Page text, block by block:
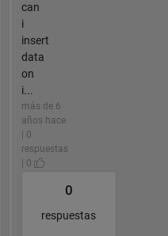
can
i
insert
data
on
i...
más de 6
años hace
| 0
respuestas
| 0
0
respuestas